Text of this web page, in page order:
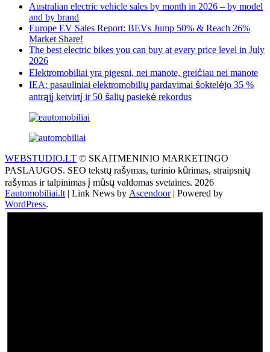
Australian electric vehicle sales by month in 2026 – by model
and by brand
Europe EV Sales Report: BEVs Jump 50% & Reach 26%
Market Share!
The best electric bikes you can buy at every price level in July
2026
Elektromobiliai yra pigesni, nei manote, greičiau nei manote
IEA: pasauliniai elektromobilių pardavimai šoktelėjo 35 %
antrąjį ketvirtį ir 50 šalių pasiekė rekordus
WEBSTUDIO.LT © SKAITMENINIO MARKETINGO
PASLAUGOS. SEO tekstų rašymas, turinio kūrimas, straipsnių
rašymas ir talpinimas į mūsų valdomas svetaines. 2026
Eautomobiliai.lt | Link News by Ascendoor| Powered by
WordPress.